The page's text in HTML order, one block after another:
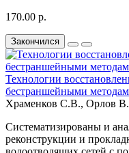
170.00 р.
Закончился
Технологии
бестраншейными
Храменков С.В., Орлов
Систематизированы и
реконструкции и